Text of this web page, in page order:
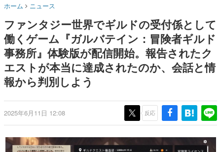
名作ゲームクリエイターの方々に製作時のエピソードをお
きます。
赫本
この物語を解いてはいけない。『赫本』は、〈試験問題〉
の形をした短編ホラー小説集です。
新世代に訊く
これからのデジタルゲーム市場を担う若きクリエイター達
ゲーム世代の作家たち
ゲームに多大な影響を受けた作家さんに取材し、ゲームが
ダム・カム』開発元やチェコの
プロ野球選手から称賛の声
ホーム ニュース
ファンタジー世界でギルドの受付係として
働くゲーム『ガルバテイン：冒険者ギルド
事務所』体験版が配信開始。報告されたク
エストが本当に達成されたのか、会話と情
報から判別しよう
2025年6月11日 12:08 反応